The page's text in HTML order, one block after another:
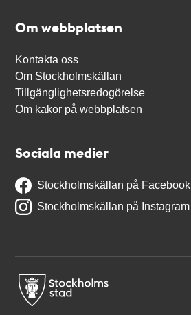
Om webbplatsen
Kontakta oss
Om Stockholmskällan
Tillgänglighetsredogörelse
Om kakor på webbplatsen
Sociala medier
Stockholmskällan på Facebook
Stockholmskällan på Instagram